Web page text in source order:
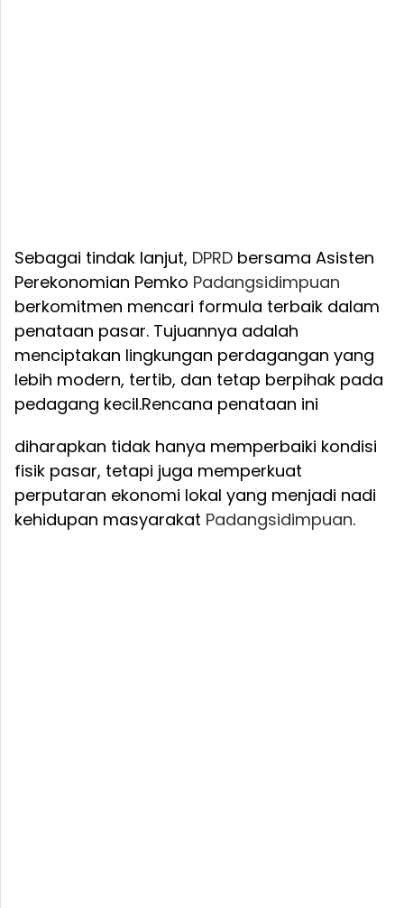
Sebagai tindak lanjut, DPRD bersama Asisten
Perekonomian Pemko Padangsidimpuan
berkomitmen mencari formula terbaik dalam
penataan pasar. Tujuannya adalah
menciptakan lingkungan perdagangan yang
lebih modern, tertib, dan tetap berpihak pada
pedagang kecil.Rencana penataan ini
diharapkan tidak hanya memperbaiki kondisi
fisik pasar, tetapi juga memperkuat
perputaran ekonomi lokal yang menjadi nadi
kehidupan masyarakat Padangsidimpuan.